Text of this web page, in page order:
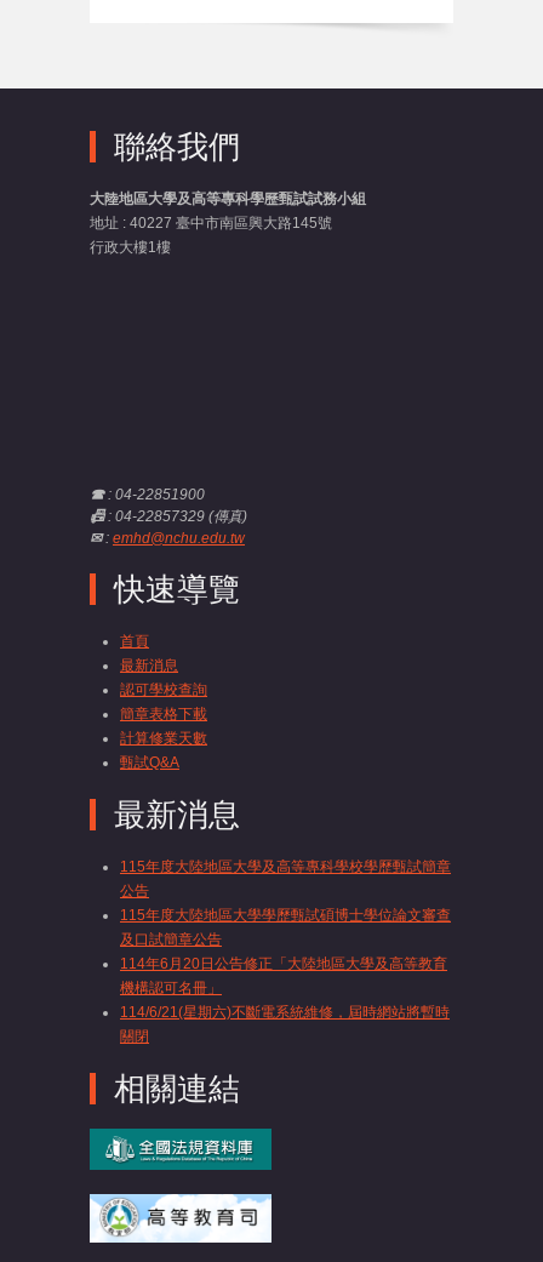
聯絡我們
大陸地區大學及高等專科學歷甄試試務小組
地址 : 40227 臺中市南區興大路145號
行政大樓1樓
☎: 04-22851900
📠: 04-22857329 (傳真)
✉: emhd@nchu.edu.tw
快速導覽
首頁
最新消息
認可學校查詢
簡章表格下載
計算修業天數
甄試Q&A
最新消息
115年度大陸地區大學及高等專科學校學歷甄試簡章
公告
115年度大陸地區大學學歷甄試碩博士學位論文審查
及口試簡章公告
114年6月20日公告修正「大陸地區大學及高等教育
機構認可名冊」
114/6/21(星期六)不斷電系統維修，屆時網站將暫時
關閉
相關連結